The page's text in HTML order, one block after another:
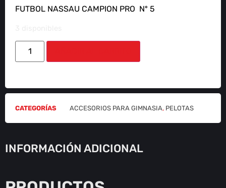
FUTBOL NASSAU CAMPION PRO Nº 5
CATEGORÍAS ACCESORIOS PARA GIMNASIA, PELOTAS
INFORMACIÓN ADICIONAL